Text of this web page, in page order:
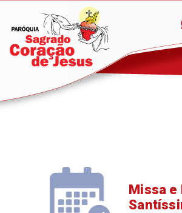
Missa e